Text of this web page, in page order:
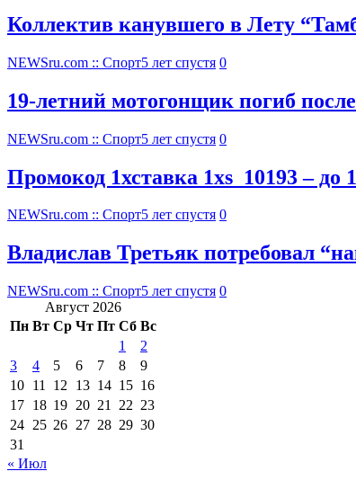
Коллектив канувшего в Лету
NEWSru.com :: Спорт5 лет спустя 0
19-летний мотогонщик погиб
NEWSru.com :: Спорт5 лет спустя 0
Промокод 1хставка 1xs_10193 – до
NEWSru.com :: Спорт5 лет спустя 0
Владислав Третьяк потребовал
NEWSru.com :: Спорт5 лет спустя 0
Август 2026
Пн Вт Ср Чт Пт Сб Вс
1
2
3
4 5 6 7 8
9
10 11 12 13 14 15 16
17 18 19 20 21 22 23
24 25 26 27 28 29 30
31
« Июл